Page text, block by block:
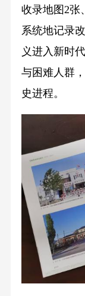
收录地图2张
系统地记录
义进入新时
与困难人群
史进程。